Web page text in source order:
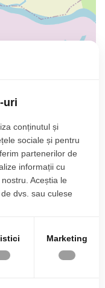
©OpenStreetMapcontributors
uri
conținutul și
sociale și pentru
partenerilor de
informații cu
Aceștia le
dvs. sau culese
Marketing